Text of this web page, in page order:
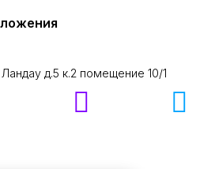
д.5 к.2 помещение 10/1